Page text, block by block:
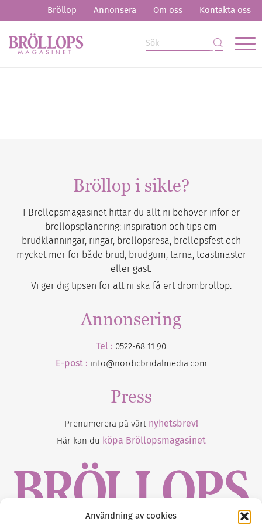
Användning av cookies
Bröllop Annonsera Om oss Kontakta oss
Bröllop i sikte?
I Bröllopsmagasinet hittar du allt ni behöver inför er
bröllopsplanering: inspiration och tips om
brudklänningar, ringar, bröllopsresa, bröllopsfest och
mycket mer för både brud, brudgum, tärna, toastmaster
eller gäst.
Vi ger dig tipsen för att ni ska få ert drömbröllop.
Annonsering
Tel : 0522-68 11 90
E-post : info@nordicbridalmedia.com
Press
Prenumerera på vårt nyhetsbrev!
Här kan du köpa Bröllopsmagasinet